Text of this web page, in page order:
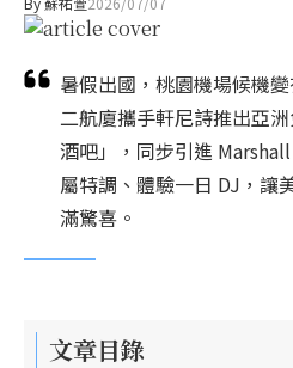
暑假出國，桃園機場候機
二航廈攜手軒尼詩推出亞
酒吧」，同步引進
屬特調、體驗一日 DJ，讓
滿驚喜。
文章目錄